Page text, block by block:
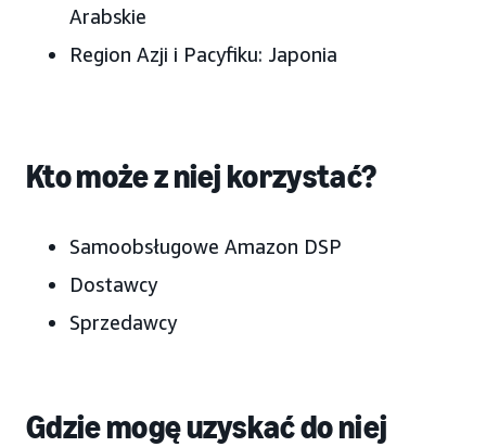
Arabskie
Region Azji i Pacyfiku: Japonia
Kto może z niej korzystać?
Samoobsługowe Amazon DSP
Dostawcy
Sprzedawcy
Gdzie mogę uzyskać do niej